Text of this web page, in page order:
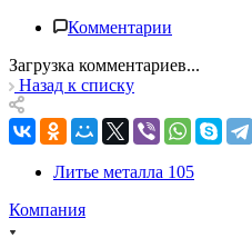
Комментарии
Загрузка комментариев...
Назад к списку
Литье металла 105
Компания